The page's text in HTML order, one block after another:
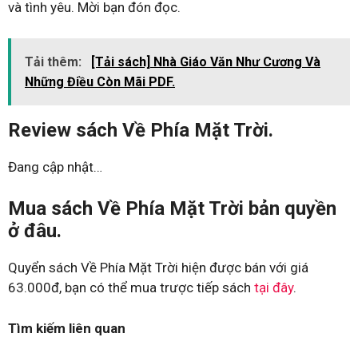
và tình yêu. Mời bạn đón đọc.
Tải thêm:
[Tải sách] Nhà Giáo Văn Như Cương Và
Những Điều Còn Mãi PDF.
Review sách Về Phía Mặt Trời.
Đang cập nhật…
Mua sách Về Phía Mặt Trời bản quyền
ở đâu.
Quyển sách Về Phía Mặt Trời hiện được bán với giá
63.000đ, bạn có thể mua trược tiếp sách tại đây.
Tìm kiếm liên quan